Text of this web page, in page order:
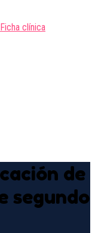
clínica
de
segundo